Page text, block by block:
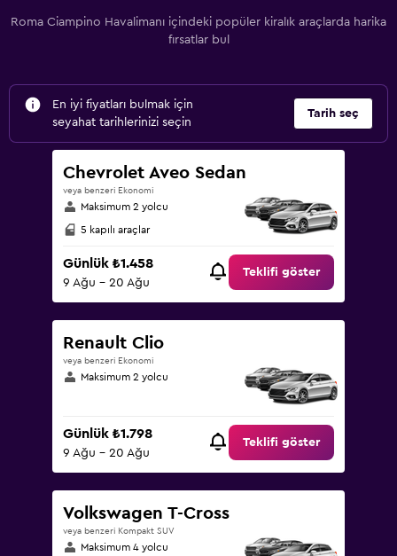
Roma Ciampino Havalimanı içindeki popüler kiralık araçlarda harika
fırsatlar bul
En iyi fiyatları bulmak için
seyahat tarihlerinizi seçin
Tarih seç
Chevrolet Aveo Sedan
veya benzeri Ekonomi
Maksimum 2 yolcu
5 kapılı araçlar
Günlük ₺1.458
9 Ağu - 20 Ağu
Teklifi göster
Renault Clio
veya benzeri Ekonomi
Maksimum 2 yolcu
Günlük ₺1.798
9 Ağu - 20 Ağu
Teklifi göster
Volkswagen T-Cross
veya benzeri Kompakt SUV
Maksimum 4 yolcu